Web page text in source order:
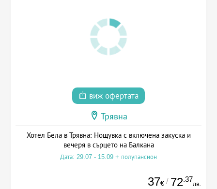
виж офертата
Трявна
Хотел Бела в Трявна: Нощувка с включена закуска и
вечеря в сърцето на Балкана
Дата: 29.07 - 15.09 + полупансион
37€ / 72.37
лв.